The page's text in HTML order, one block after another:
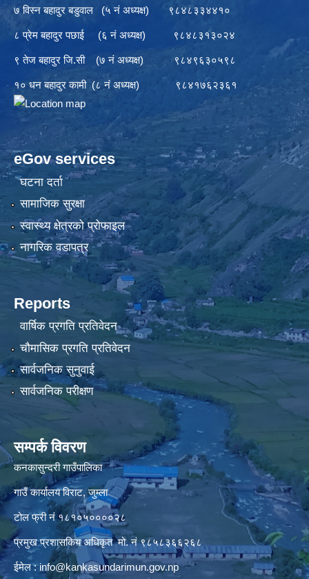
७ विस्न बहादुर बडुवाल (५ नं अध्यक्ष) ९८४८३३४४१०
८ प्रेम बहादुर पछाई (६ नं अध्यक्ष) ९८४८३१३०२४
९ तेज बहादुर जि.सी (७ नं अध्यक्ष) ९८४९६३०५९८
१० धन बहादुर कामी (८ नं अध्यक्ष) ९८४१७६२३६१
eGov services
घटना दर्ता
सामाजिक सुरक्षा
स्वास्थ्य क्षेत्रको प्रोफाइल
नागरिक वडापत्र
Reports
वार्षिक प्रगति प्रतिवेदन
चौमासिक प्रगति प्रतिवेदन
सार्वजनिक सुनुवाई
सार्वजनिक परीक्षण
सम्पर्क विवरण
कनकासुन्दरी गाउँपालिका
गाउँ कार्यालय विराट, जुम्ला
टोल फ्री नं १८१०५००००२८
प्रमुख प्रशासकिय अधिकृत मो. नं ९८५८३६६२६८
ईमेल :info@kankasundarimun.gov.np